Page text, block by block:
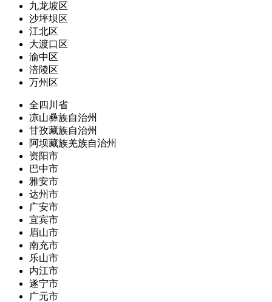
九龙坡区
沙坪坝区
江北区
大渡口区
渝中区
涪陵区
万州区
全四川省
凉山彝族自治州
甘孜藏族自治州
阿坝藏族羌族自治州
资阳市
巴中市
雅安市
达州市
广安市
宜宾市
眉山市
南充市
乐山市
内江市
遂宁市
广元市